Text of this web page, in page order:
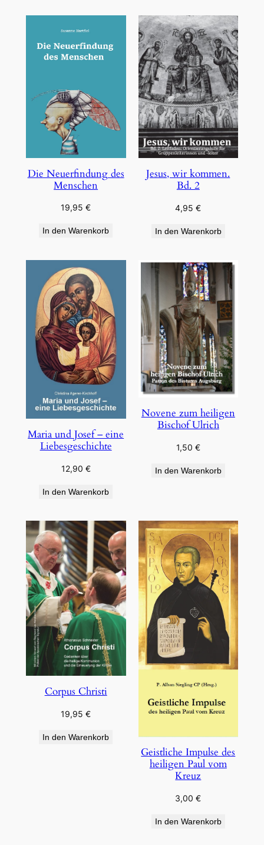
Die Neuerfindung des
Menschen
19,95€
In den Warenkorb
Jesus, wir kommen.
Bd. 2
4,95€
In den Warenkorb
Maria und Josef – eine
Liebesgeschichte
12,90 €
In den Warenkorb
Novene zum heiligen
Bischof Ulrich
1,50 €
In den Warenkorb
Corpus Christi
19,95€
In den Warenkorb
Geistliche Impulse des
heiligen Paul vom
Kreuz
3,00€
In den Warenkorb